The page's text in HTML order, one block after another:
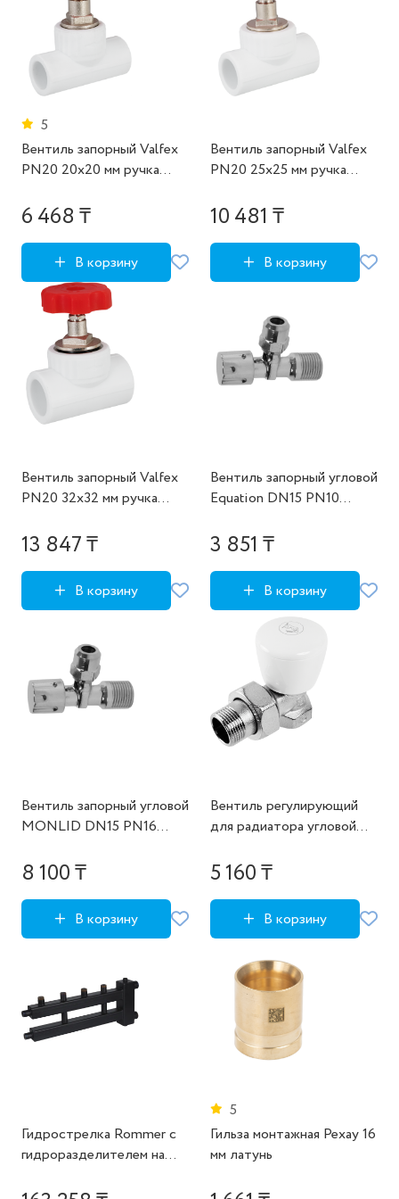
5
Вентиль запорный Valfex
PN20 20x20 мм ручка
6 468 ₸
В корзину
Вентиль запорный Valfex
PN20 25x25 мм ручка
10 481 ₸
В корзину
Вентиль запорный Valfex
PN20 32x32 мм ручка
13 847 ₸
В корзину
Вентиль запорный угловой
Equation DN15 PN10
барашек латунь
3 851 ₸
В корзину
Вентиль запорный угловой
MONLID DN15 PN16
барашек латунь
8 100 ₸
В корзину
Вентиль регулирующий
для радиатора угловой
5 160 ₸
В корзину
Гидрострелка Rommer с
гидроразделителем на
5
Гильза монтажная Рехау 16
мм латунь